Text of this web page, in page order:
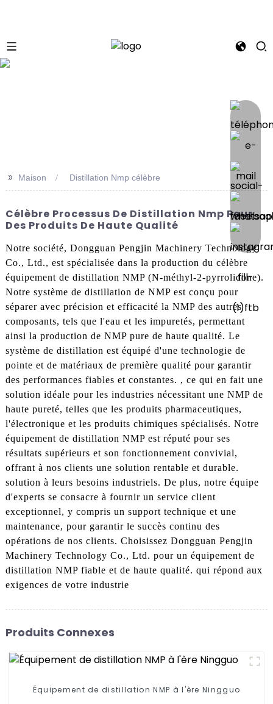
>> Maison Distillation Nmp célèbre
Célèbre Processus De Distillation Nmp Pour
Des Produits De Haute Qualité
Notre société, Dongguan Pengjin Machinery Technology
Co., Ltd., est spécialisée dans la production du célèbre
équipement de distillation NMP (N-méthyl-2-pyrrolidone).
Notre système de distillation de NMP est conçu pour
séparer avec précision et efficacité la NMP des autres
composants, tels que l'eau et les impuretés, permettant
ainsi la production de NMP pure de haute qualité. Le
système de distillation est équipé d'une technologie de
pointe et de matériaux de première qualité pour garantir
des performances fiables et constantes. , ce qui en fait une
solution idéale pour les industries nécessitant une NMP de
haute pureté, telles que les produits pharmaceutiques,
l'électronique et les produits chimiques spécialisés. Notre
équipement de distillation NMP est réputé pour ses
résultats supérieurs et son fonctionnement convivial,
offrant à nos clients une solution rentable et durable.
solution à leurs besoins industriels. De plus, notre équipe
d'experts se consacre à fournir un service client
exceptionnel, y compris un support technique et une
maintenance, pour garantir le succès continu des
opérations de nos clients. Choisissez Dongguan Pengjin
Machinery Technology Co., Ltd. pour un équipement de
distillation NMP fiable et de haute qualité. qui répond aux
exigences de votre industrie
Produits Connexes
Équipement de distillation NMP à l'ère Ningguo